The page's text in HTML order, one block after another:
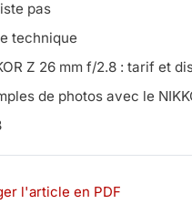
pas
technique
Z 26 mm f/2.8 : tarif et
de photos avec le
l'article en PDF